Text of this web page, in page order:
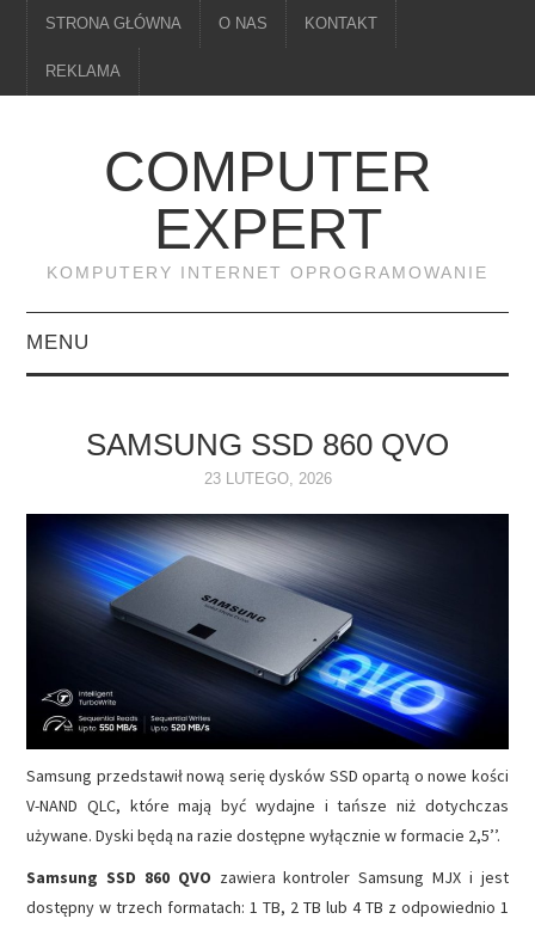
STRONA GŁÓWNA O NAS KONTAKT
REKLAMA
COMPUTER
EXPERT
KOMPUTERY INTERNET OPROGRAMOWANIE
MENU
DRUKARKI
MONITORY
NAPĘDY
OPROGRAMOWANIE
INTERNET
SAMSUNG SSD 860 QVO
23 LUTEGO, 2026
Samsung przedstawił nową serię dysków SSD opartą o nowe kości
V-NAND QLC, które mają być wydajne i tańsze niż dotychczas
używane. Dyski będą na razie dostępne wyłącznie w formacie 2,5’’.
Samsung SSD 860 QVO zawiera kontroler Samsung MJX i jest
dostępny w trzech formatach: 1 TB, 2 TB lub 4 TB z odpowiednio 1